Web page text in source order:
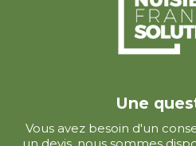
Une
Vous avez besoin d'un
un devis, nous sommes